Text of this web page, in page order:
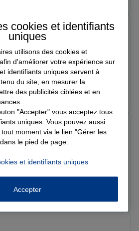
est à l’écoute et donne des
je recommande vivement
RDV Voir l'agence
FORCALQUIER
.
RDV
cookies et identifiants
uniques
utilisons des cookies et
d'améliorer votre expérience sur
identifiants uniques servent à
du site, en mesurer la
des publicités ciblées et en
"Accepter" vous acceptez tous
uniques. Vous pouvez aussi
moment via le lien "Gérer les
le pied de page.
et identifiants uniques
Accepter